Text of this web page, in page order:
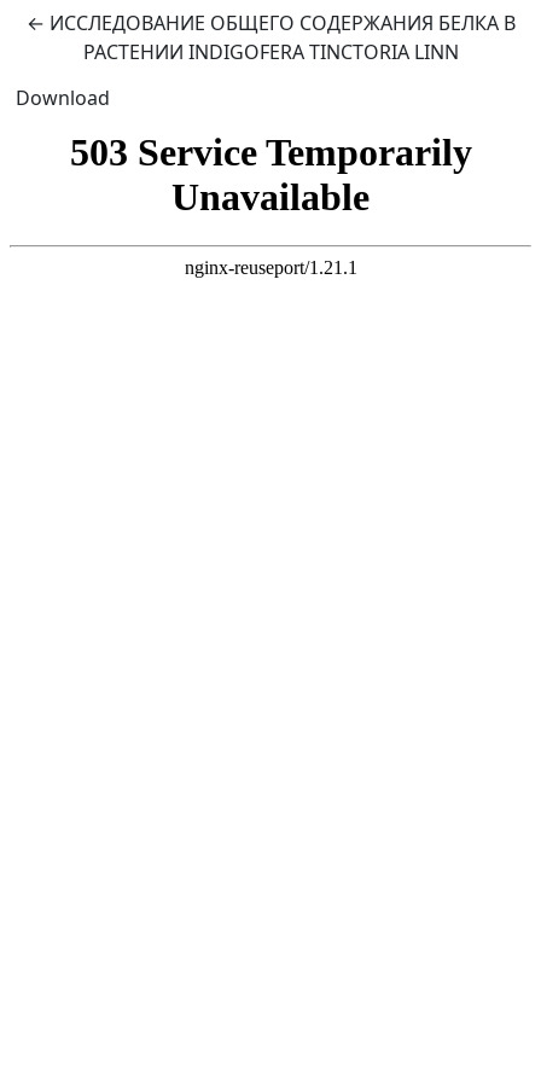
← Return to Article Details
ИССЛЕДОВАНИЕ ОБЩЕГО СОДЕРЖАНИЯ БЕЛКА В
РАСТЕНИИ INDIGOFERA TINCTORIA LINN
Download